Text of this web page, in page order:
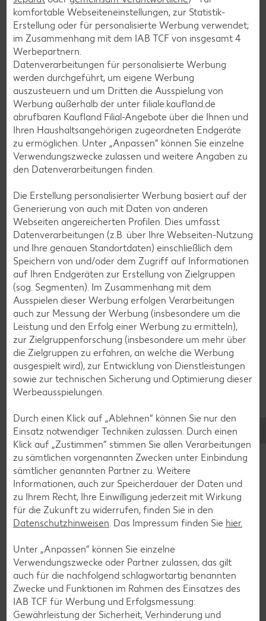
Burger-Rezepte
Pizza-Rezepte
Pasta-Rezepte
Sushi-Rezepte
Raclette-Rezepte
Flammkuchen-Rezepte
Frühstücksrezepte
Salat-Rezepte
Spargel-Rezepte
Fleisch-Rezepte
Fisch-Rezepte
Geflügel-Rezepte
Lamm-Rezepte
Grill-Rezepte
Muffin-Rezepte
Apfelkuchen-Rezepte
Schokokuchen-Rezepte
Torten-Rezepte
Eis-Rezepte
Pfannkuchen-Rezepte
Plätzchen-Rezepte
Smoothie-Rezepte
Bowle-Rezepte
Cocktail-Rezepte
Avocado-Rezepte
Erdbeer-Rezepte
Blaubeer-Rezepte
komfortable Webseiteneinstellungen, zur Statistik-
Erstellung oder für personalisierte Werbung verwendet;
im Zusammenhang mit dem IAB TCF von insgesamt 4
Werbepartnern.
Datenverarbeitungen für personalisierte Werbung
werden durchgeführt, um eigene Werbung
auszusteuern und um Dritten die Ausspielung von
Werbung außerhalb der unter filiale.kaufland.de
abrufbaren Kaufland Filial-Angebote über die Ihnen und
Ihren Haushaltsangehörigen zugeordneten Endgeräte
zu ermöglichen. Unter „Anpassen“ können Sie einzelne
Verwendungszwecke zulassen und weitere Angaben zu
den Datenverarbeitungen finden.
Die Erstellung personalisierter Werbung basiert auf der
Generierung von auch mit Daten von anderen
Webseiten angereicherten Profilen. Dies umfasst
Datenverarbeitungen (z.B. über Ihre Webseiten-Nutzung
und Ihre genauen Standortdaten) einschließlich dem
Speichern von und/oder dem Zugriff auf Informationen
auf Ihren Endgeräten zur Erstellung von Zielgruppen
(sog. Segmenten). Im Zusammenhang mit dem
Ausspielen dieser Werbung erfolgen Verarbeitungen
auch zur Messung der Werbung (insbesondere um die
Leistung und den Erfolg einer Werbung zu ermitteln),
zur Zielgruppenforschung (insbesondere um mehr über
die Zielgruppen zu erfahren, an welche die Werbung
ausgespielt wird), zur Entwicklung von Dienstleistungen
sowie zur technischen Sicherung und Optimierung dieser
Werbeausspielungen.
Durch einen Klick auf „Ablehnen“ können Sie nur den
Einsatz notwendiger Techniken zulassen. Durch einen
Klick auf „Zustimmen“ stimmen Sie allen Verarbeitungen
zu sämtlichen vorgenannten Zwecken unter Einbindung
sämtlicher genannten Partner zu. Weitere
Informationen, auch zur Speicherdauer der Daten und
zu Ihrem Recht, Ihre Einwilligung jederzeit mit Wirkung
für die Zukunft zu widerrufen, finden Sie in den
Datenschutzhinweisen. Das Impressum finden Sie hier.
Unter „Anpassen“ können Sie einzelne
Verwendungszwecke oder Partner zulassen; das gilt
auch für die nachfolgend schlagwortartig benannten
Zwecke und Funktionen im Rahmen des Einsatzes des
IAB TCF für Werbung und Erfolgsmessung:
Gewährleistung der Sicherheit, Verhinderung und